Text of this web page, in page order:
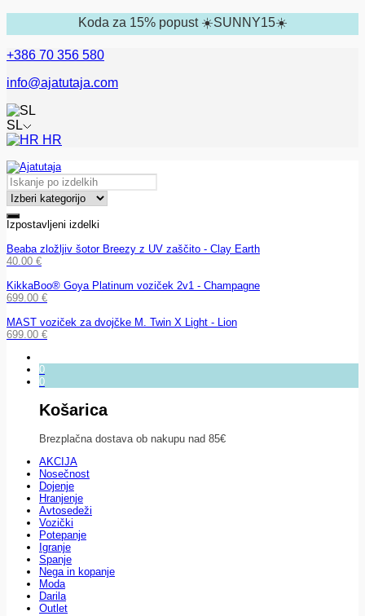
Koda za 15% popust ☀️SUNNY15☀️
+386 70 356 580
info@ajatutaja.com
SL
HR
Izpostavljeni izdelki
Beaba zložljiv šotor Breezy z UV zaščito - Clay Earth
40.00 €
KikkaBoo® Goya Platinum voziček 2v1 - Champagne
699.00 €
MAST voziček za dvojčke M. Twin X Light - Lion
699.00 €
0
0
Košarica
Brezplačna dostava ob nakupu nad 85€
AKCIJA
Nosečnost
Dojenje
Hranjenje
Avtosedeži
Vozički
Potepanje
Igranje
Spanje
Nega in kopanje
Moda
Darila
Outlet